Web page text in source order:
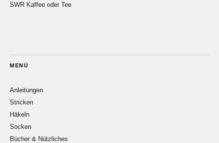
SWR Kaffee oder Tee
MENÜ
Anleitungen
Stricken
Häkeln
Socken
Bücher & Nützliches